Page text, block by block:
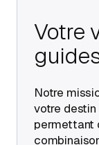
Votre
Notre
votre destin
permettant